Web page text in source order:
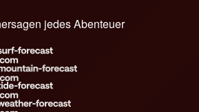
jedes Abenteuer